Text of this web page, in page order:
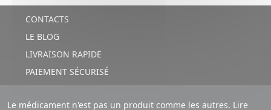
CONTACTS
LE BLOG
LIVRAISON RAPIDE
PAIEMENT SÉCURISÉ
Le médicament n'est pas un produit comme les autres. Lire